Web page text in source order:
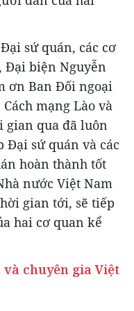
sứ quán, các cơ
Đại biện Nguyễn
ơn Ban Đối ngoại
mạng Lào và
gian qua đã luôn
Đại sứ quán và các
hoàn thành tốt
nước Việt Nam
gian tới, sẽ tiếp
hai cơ quan kể
chuyên gia Việt